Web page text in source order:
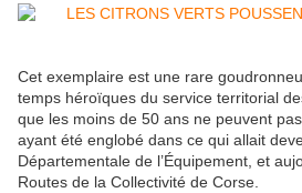
Cet exemplaire est une rare
temps héroïques du service territorial
que les moins de 50 ans ne peuvent
ayant été englobé dans ce qui allait
Départementale de l’Équipement, et
Routes de la Collectivité de Corse.